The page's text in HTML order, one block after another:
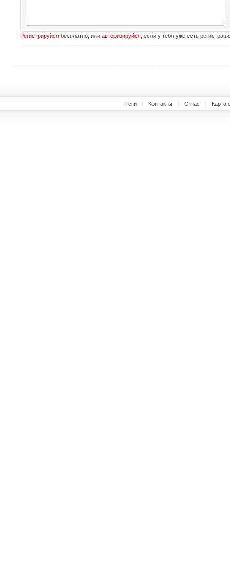
Регистрируйсябесплатно, или авторизируйся, если у тебя уже есть
Теги Контакты О нас Карта